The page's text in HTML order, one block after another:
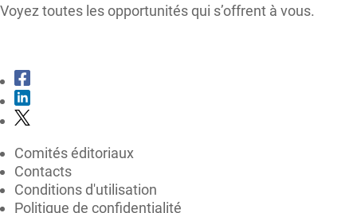
Voyez toutes les opportunités qui s’offrent à vous.
Comités éditoriaux
Contacts
Conditions d'utilisation
Politique de confidentialité